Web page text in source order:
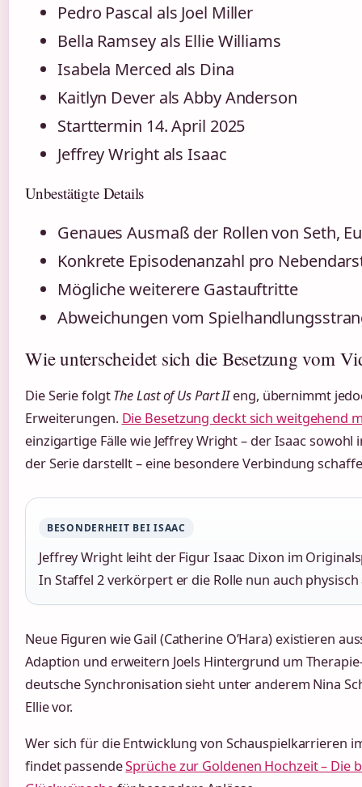
Pedro Pascal als Joel Miller
Bella Ramsey als Ellie Williams
Isabela Merced als Dina
Kaitlyn Dever als Abby Anderson
Starttermin 14. April 2025
Jeffrey Wright als Isaac
Unbestätigte Details
Genaues Ausmaß der Rollen von Seth,
Konkrete Episodenanzahl pro
Mögliche weiterere Gastauftritte
Abweichungen vom
Wie unterscheidet sich die Besetzung vom
Die Serie folgtThe Last of Us Part IIeng, übernimmt
Erweiterungen. Die Besetzung deckt sich weitgehend
einzigartige Fälle wie Jeffrey Wright – der Isaac sowohl
der Serie darstellt – eine besondere Verbindung
BESONDERHEIT BEI ISAAC
Jeffrey Wright leiht der Figur Isaac Dixon im
In Staffel 2 verkörpert er die Rolle nun auch physisch
Neue Figuren wie Gail (Catherine O’Hara) existieren
Adaption und erweitern Joels Hintergrund um
deutsche Synchronisation sieht unter anderem Nina
Ellie vor.
Wer sich für die Entwicklung von Schauspielkarrieren
findet passendeSprüche zur Goldenen Hochzeit – Die